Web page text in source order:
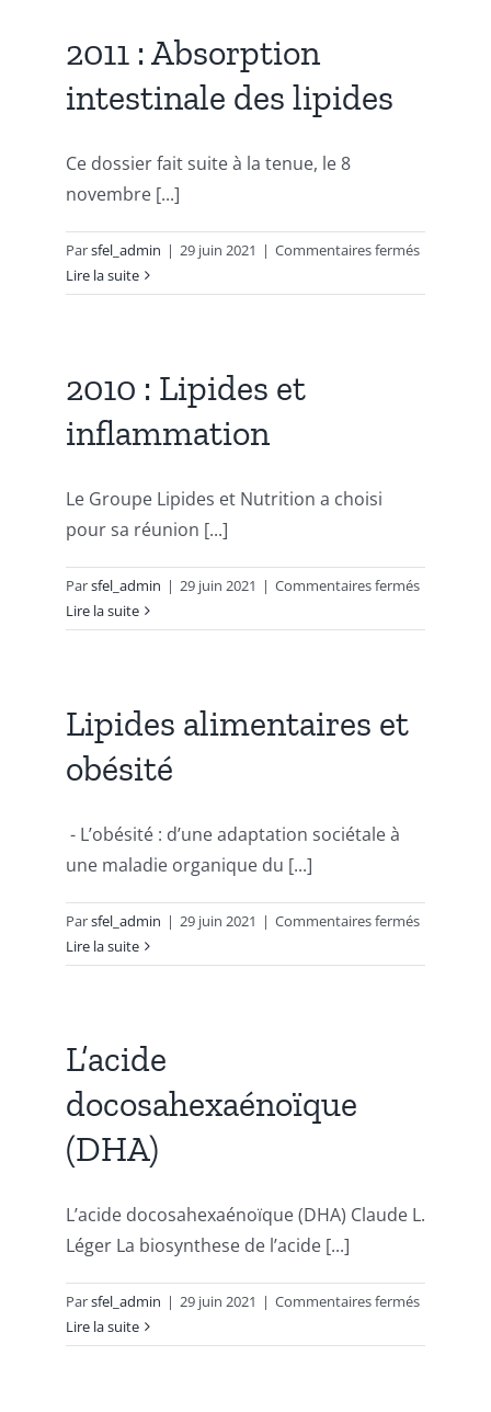
2011 : Absorption
intestinale des lipides
Ce dossier fait suite à la tenue, le 8
novembre [...]
Parsfel_admin | 29 juin 2021 | Commentaires ferméssur
:
Lire la suite
2010 : Lipides et
inflammation
Le Groupe Lipides et Nutrition a choisi
pour sa réunion [...]
Parsfel_admin | 29 juin 2021 | Commentaires ferméssur
:
Lire la suite
Lipides alimentaires et
obésité
- L’obésité : d’une adaptation sociétale à
une maladie organique du [...]
Parsfel_admin | 29 juin 2021 | Commentaires ferméssur
Lire la suite
L’acide
docosahexaénoïque
(DHA)
L’acide docosahexaénoïque (DHA) Claude L.
Léger La biosynthese de l’acide [...]
Parsfel_admin | 29 juin 2021 | Commentaires ferméssur
Lire la suite